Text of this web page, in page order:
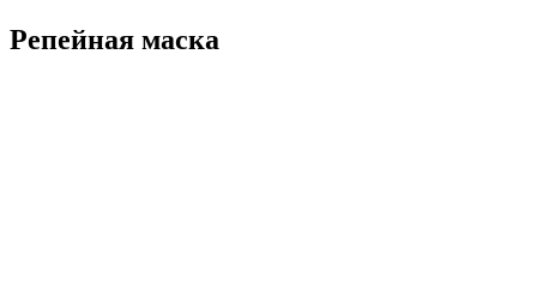
Репейная маска